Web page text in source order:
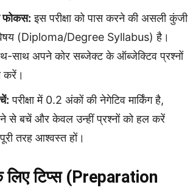
फोकस: इस परीक्षा को पास करने की असली कुंजी
(Diploma/Degree Syllabus) है।
साथ अपने कोर सब्जेक्ट के ऑब्जेक्टिव प्रश्नों
करें।
परीक्षा में 0.2 अंकों की नेगेटिव मार्किंग है,
से बचें और केवल उन्हीं प्रश्नों को हल करें
तरह आश्वस्त हों।
लिए टिप्स (Preparation